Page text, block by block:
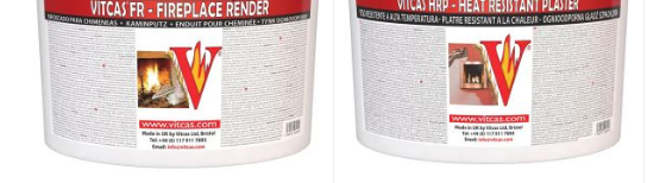
azulejos
lechadas
Limpiadores